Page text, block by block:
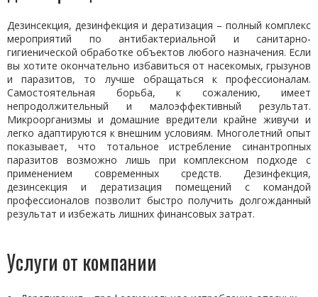
Дезинсекция, дезинфекция и дератизация – полный комплекс
мероприятий по антибактериальной и санитарно-
гигиенической обработке объектов любого назначения. Если
вы хотите окончательно избавиться от насекомых, грызунов
и паразитов, то лучше обращаться к профессионалам.
Самостоятельная борьба, к сожалению, имеет
непродолжительный и малоэффективный результат.
Микроорганизмы и домашние вредители крайне живучи и
легко адаптируются к внешним условиям. Многолетний опыт
показывает, что тотальное истребление синантропных
паразитов возможно лишь при комплексном подходе с
применением современных средств. Дезинфекция,
дезинсекция и дератизация помещений с командой
профессионалов позволит быстро получить долгожданный
результат и избежать лишних финансовых затрат.
Услуги от компании